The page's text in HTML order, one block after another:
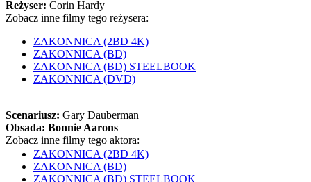
Reżyser: Corin Hardy
Zobacz inne filmy tego reżysera:
ZAKONNICA (2BD 4K)
ZAKONNICA (BD)
ZAKONNICA (BD) STEELBOOK
ZAKONNICA (DVD)
Scenariusz: Gary Dauberman
Obsada: Bonnie Aarons
Zobacz inne filmy tego aktora:
ZAKONNICA (2BD 4K)
ZAKONNICA (BD)
ZAKONNICA (BD) STEELBOOK